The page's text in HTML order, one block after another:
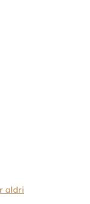
aldri